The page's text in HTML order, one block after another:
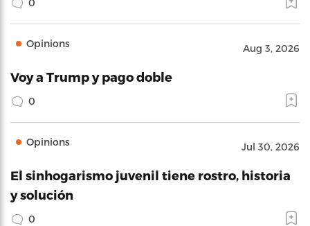
0
Opinions Aug 3, 2026
Voy a Trump y pago doble
0
Opinions Jul 30, 2026
El sinhogarismo juvenil tiene rostro, historia
y solución
0